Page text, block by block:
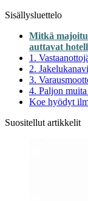
Sisällysluettelo
Mitkä
auttavat
1.
2.
3.
4. Paljon
Koe hyödyt
Suositellut artikkelit